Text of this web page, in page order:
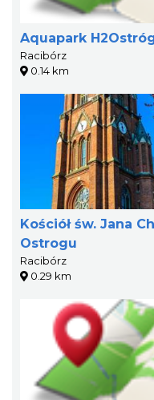
Aquapark
Racibórz
0.14 km
Kościół św. Jana
Ostrogu
Racibórz
0.29 km